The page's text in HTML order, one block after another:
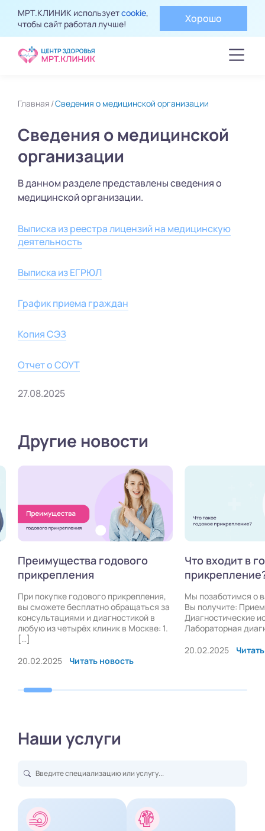
МРТ.КЛИНИК используетcookie,
чтобы сайт работал лучше!
Хорошо
Главная Сведения о медицинской организации
Сведения о медицинской
организации
В данном разделе представлены сведения о
медицинской организации.
Выписка из реестра лицензий на медицинскую
деятельность
Выписка из ЕГРЮЛ
График приема граждан
Копия СЭЗ
Отчет о СОУТ
27.08.2025
Другие новости
Преимущества годового
прикрепления
При покупке годового прикрепления,
вы сможете бесплатно обращаться за
консультациями и диагностикой в
любую из четырёх клиник в Москве: 1.
[…]
20.02.2025
Читать новость
Что входит в
Мы позаботимся о
Вы получите:
Диагностические
Лабораторная
20.02.2025
Наши услуги